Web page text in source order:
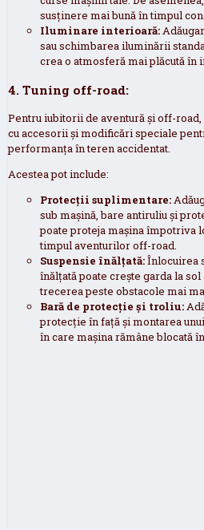
susținere mai bună în timpul
Iluminare interioară:
sau schimbarea iluminării
crea o atmosferă mai plăcută în
4. Tuning off-road:
Pentru iubitorii de aventură și off-road,
cu accesorii și modificări speciale
performanța în teren accidentat.
Acestea pot include:
Protecții suplimentare:
sub mașină, bare antiruliu și
poate proteja mașina
timpul aventurilor off-road.
Suspensie înălțată:Înlocuirea
înălțată poate crește garda la
trecerea peste obstacole mai
Bară de protecție și troliu:
protecție în față și montarea
în care mașina rămâne blocată